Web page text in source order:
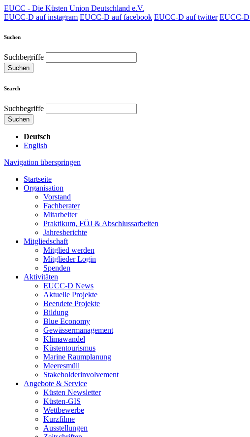
EUCC - Die Küsten Union Deutschland e.V.
EUCC-D auf instagram EUCC-D auf facebook EUCC-D auf twitter EUCC-
Suchen
Suchbegriffe
Suchen
Search
Suchbegriffe
Suchen
Deutsch
English
Navigation überspringen
Startseite
Organisation
Vorstand
Fachberater
Mitarbeiter
Praktikum, FÖJ & Abschlussarbeiten
Jahresberichte
Mitgliedschaft
Mitglied werden
Mitglieder Login
Spenden
Aktivitäten
EUCC-D News
Aktuelle Projekte
Beendete Projekte
Bildung
Blue Economy
Gewässermanagement
Klimawandel
Küstentourismus
Marine Raumplanung
Meeresmüll
Stakeholderinvolvement
Angebote & Service
Küsten Newsletter
Küsten-GIS
Wettbewerbe
Kurzfilme
Ausstellungen